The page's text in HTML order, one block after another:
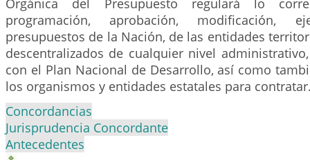
Orgánica del Presupuesto regulará lo
programación, aprobación, modificación,
presupuestos de la Nación, de las entidades
descentralizados de cualquier nivel
con el Plan Nacional de Desarrollo, así como
los organismos y entidades estatales para
Concordancias
Jurisprudencia Concordante
Antecedentes